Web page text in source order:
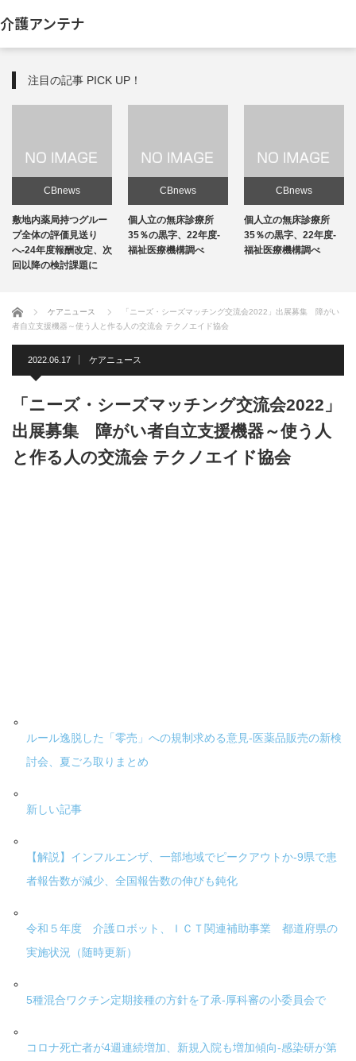
介護アンテナ
注目の記事 PICK UP！
CBnews
敷地内薬局持つグルー
プ全体の評価見送り
へ-24年度報酬改定、次
回以降の検討課題に
CBnews
個人立の無床診療所
35％の黒字、22年度-
福祉医療機構調べ
CBnews
個人立の無床診療所
35％の黒字、22年度-
福祉医療機構調べ
ホーム ケアニュース
「ニーズ・シーズマッチング交流会2022」出展募集 障がい
者自立支援機器～使う人と作る人の交流会 テクノエイド協会
2022.06.17 ケアニュース
「ニーズ・シーズマッチング交流会2022」
出展募集 障がい者自立支援機器～使う人
と作る人の交流会 テクノエイド協会
ルール逸脱した「零売」への規制求める意見-医薬品販売の新検
討会、夏ごろ取りまとめ
新しい記事
【解説】インフルエンザ、一部地域でピークアウトか-9県で患
者報告数が減少、全国報告数の伸びも鈍化
令和５年度 介護ロボット、ＩＣＴ関連補助事業 都道府県の
実施状況（随時更新）
5種混合ワクチン定期接種の方針を了承-厚科審の小委員会で
コロナ死亡者が4週連続増加、新規入院も増加傾向-感染研が第